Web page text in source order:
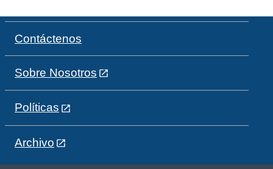
Contáctenos
Sobre Nosotros
Políticas
Archivo